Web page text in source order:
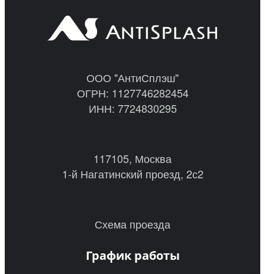
ООО "АнтиСплэш"
ОГРН: 1127746282454
ИНН: 7724830295
117105, Москва
1-й Нагатинский проезд, 2с2
Схема проезда
График работы